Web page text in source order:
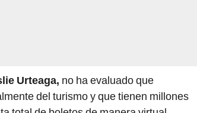
Urteaga, no ha evaluado que
del turismo y que tienen millones